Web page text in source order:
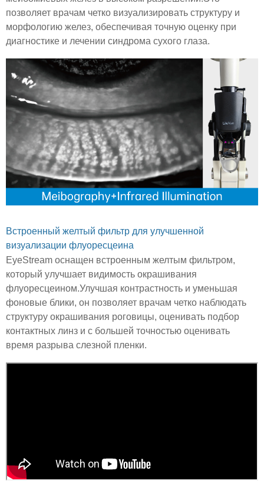
позволяет врачам четко визуализировать структуру и
морфологию желез, обеспечивая точную оценку при
диагностике и лечении синдрома сухого глаза.
Встроенный желтый фильтр для улучшенной
визуализации флуоресцеина
EyeStream оснащен встроенным желтым фильтром,
который улучшает видимость окрашивания
флуоресцеином.Улучшая контрастность и уменьшая
фоновые блики, он позволяет врачам четко наблюдать
структуру окрашивания роговицы, оценивать подбор
контактных линз и с большей точностью оценивать
время разрыва слезной пленки.